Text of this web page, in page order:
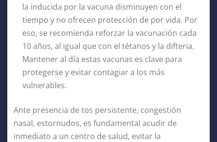
la inducida por la vacuna disminuyen con el
tiempo y no ofrecen protección de por vida. Por
eso, se recomienda reforzar la vacunación cada
10 años, al igual que con el tétanos y la difteria.
Mantener al día estas vacunas es clave para
protegerse y evitar contagiar a los más
vulnerables.
Ante presencia de tos persistente, congestión
nasal, estornudos, es fundamental acudir de
inmediato a un centro de salud, evitar la